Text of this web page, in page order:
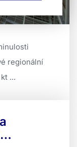
regionální
...